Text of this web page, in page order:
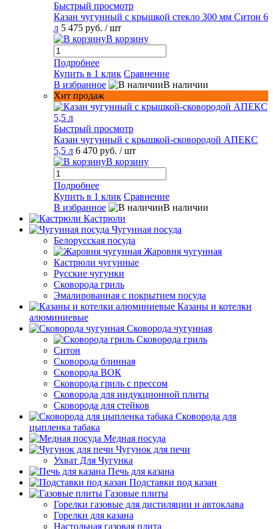
Быстрый просмотр
Казан чугунный с крышкой стекло 300 мм Ситон 6
л 5 475 руб. / шт
В корзину
Подробнее
Купить в 1 клик Сравнение
В избранное
В наличии
Хит продаж
Быстрый просмотр
Казан чугунный с крышкой-сковородой АПЕКС
5,5 л 6 470 руб. / шт
В корзину
Подробнее
Купить в 1 клик Сравнение
В избранное
В наличии
Кастрюли
Чугунная посуда
Белорусская посуда
Жаровня чугунная
Кастрюли чугунные
Русские чугунки
Сковорода гриль
Эмалированная с покрытием посуда
Казаны и котелки
алюминиевые
Сковорода чугунная
Сковорода гриль
Ситон
Сковорода блинная
Сковорода ВОК
Сковорода гриль с прессом
Сковорода для индукционной плиты
Сковорода для стейков
Сковорода для
цыпленка табака
Медная посуда
Чугунок для печи
Ухват Для Чугунка
Печь для казана
Подставки под казан
Газовые плиты
Горелки газовые для дистиляции и автоклава
Горелки для казана
Настольная газовая плита